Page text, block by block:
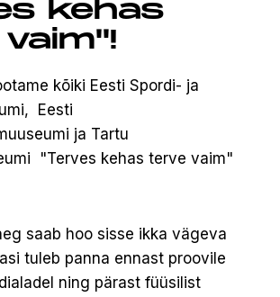
kehas
kõiki Eesti Spordi- ja
, Eesti
ja Tartu
"Terves kehas terve vaim"
saab hoo sisse ikka vägeva
tuleb panna ennast proovile
ning pärast füüsilist